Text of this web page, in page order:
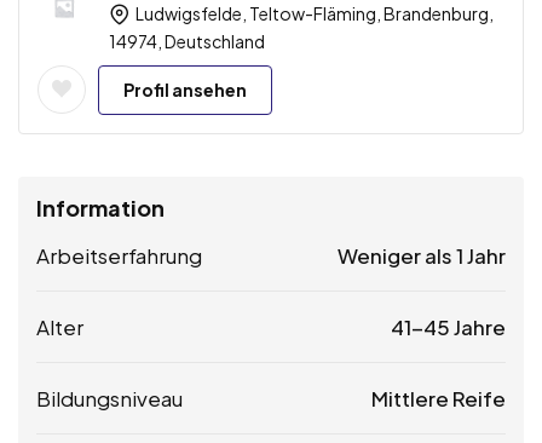
Ludwigsfelde, Teltow-Fläming, Brandenburg,
14974, Deutschland
Profil ansehen
Information
Arbeitserfahrung Weniger als 1 Jahr
Alter 41-45 Jahre
Bildungsniveau Mittlere Reife